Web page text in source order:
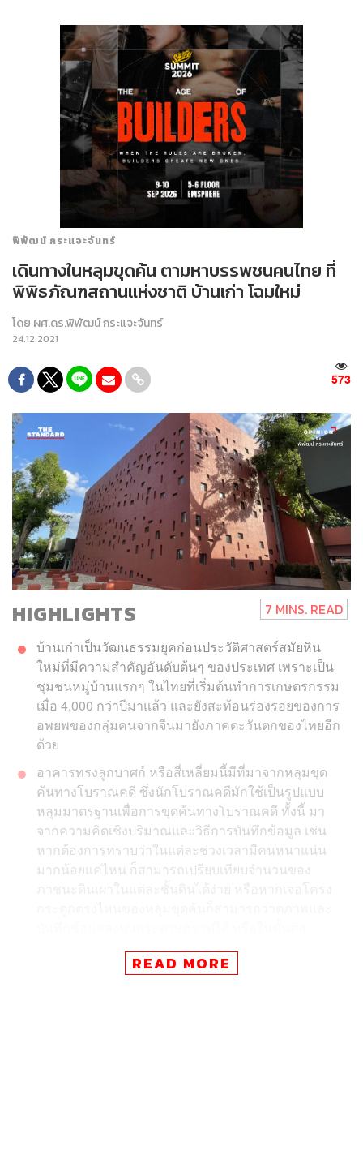
พิพัฒน์ กระแจะจันทร์
เดินทางในหลุมขุดค้น ตามหาบรรพชนคนไทย ที่
พิพิธภัณฑสถานแห่งชาติ บ้านเก่า โฉมใหม่
โดย ผศ.ดร.พิพัฒน์ กระแจะจันทร์
24.12.2021
573
HIGHLIGHTS 7 MINS. READ
บ้านเก่าเป็นวัฒนธรรมยุคก่อนประวัติศาสตร์สมัยหิน
ใหม่ที่มีความสำคัญอันดับต้นๆ ของประเทศ เพราะเป็น
ชุมชนหมู่บ้านแรกๆ ในไทยที่เริ่มต้นทำการเกษตรกรรม
เมื่อ 4,000 กว่าปีมาแล้ว และยังสะท้อนร่องรอยของการ
อพยพของกลุ่มคนจากจีนมายังภาคตะวันตกของไทยอีก
ด้วย
อาคารทรงลูกบาศก์ หรือสี่เหลี่ยมนี้มีที่มาจากหลุมขุด
ค้นทางโบราณคดี ซึ่งนักโบราณคดีมักใช้เป็นรูปแบบ
หลุมมาตรฐานเพื่อการขุดค้นทางโบราณคดี ทั้งนี้ มา
จากความคิดเชิงปริมาณและวิธีการบันทึกข้อมูล เช่น
หากต้องการทราบว่าในแต่ละช่วงเวลามีคนหนาแน่น
มากน้อยแค่ไหน ก็สามารถเปรียบเทียบจำนวนของ
นท้ายๆ ของการขุดค้นที่ต้องมีการแบ่งชั้นดิน ผนังชั้นดิน
ในหลุมสี่เหลี่ยมที่ผนังราบเรียบก็สามารถแบ่งชั้นดินได้
READ MORE